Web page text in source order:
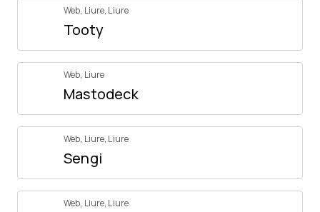
Web, Liure, Liure
Tooty
Web, Liure
Mastodeck
Web, Liure, Liure
Sengi
Web, Liure, Liure